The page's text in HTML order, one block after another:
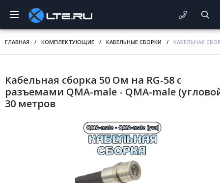
ГЛАВНАЯ / КОМПЛЕКТУЮЩИЕ / КАБЕЛЬНЫЕ СБОРКИ / КАБЕЛЬНАЯ
Кабельная сборка 50 Ом на RG-58 с
разъемами QMA-male - QMA-male
30 метров